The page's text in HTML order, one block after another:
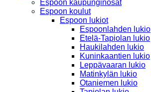
Espoon kaupunginosat
Espoon koulut
Espoon lukiot
Espoonlahden lukio
Etelä-Tapiolan lukio
Haukilahden lukio
Kuninkaantien lukio
Leppävaaran lukio
Matinkylän lukio
Otaniemen lukio